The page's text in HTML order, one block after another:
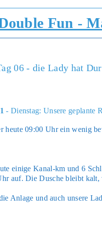
Fun -
06 - die Lady hat
- Dienstag: Unsere geplante
heu­te 09:00 Uhr ein wenig
eini­ge Kanal-km und 6
auf. Die Dusche bleibt
Anla­ge und auch unse­re